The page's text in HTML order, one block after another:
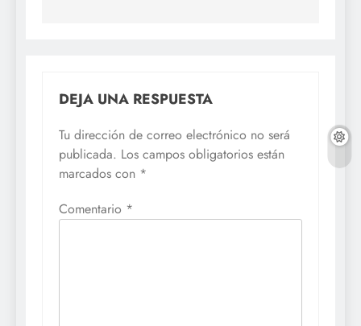
DEJA UNA RESPUESTA
Tu dirección de correo electrónico no será
publicada. Los campos obligatorios están
marcados con *
Comentario *